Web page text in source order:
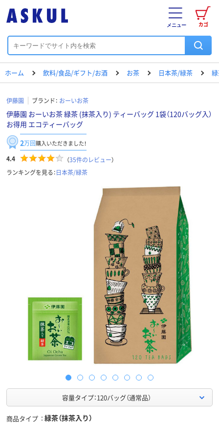
カゴ
メニュー
ホーム 飲料/食品/ギフト/お酒 お茶 日本茶/緑茶
伊藤園 ブランド： おーいお茶
伊藤園 おーいお茶 緑茶 (抹茶入り) ティーバッグ 1袋（120バッグ入）
お得用 エコティーバッグ
2万回購入いただきました！
4.4 （35件のレビュー）
ランキングを見る：日本茶/緑茶
容量タイプ：120バッグ（通常品）
商品タイプ 緑茶（抹茶入り）